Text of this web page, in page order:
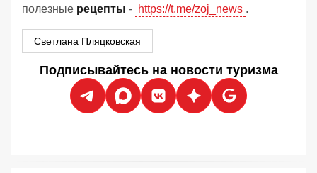
полезные рецепты - https://t.me/zoj_news .
Светлана Пляцковская
Подписывайтесь на новости туризма